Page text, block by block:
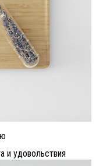
и удовольствия